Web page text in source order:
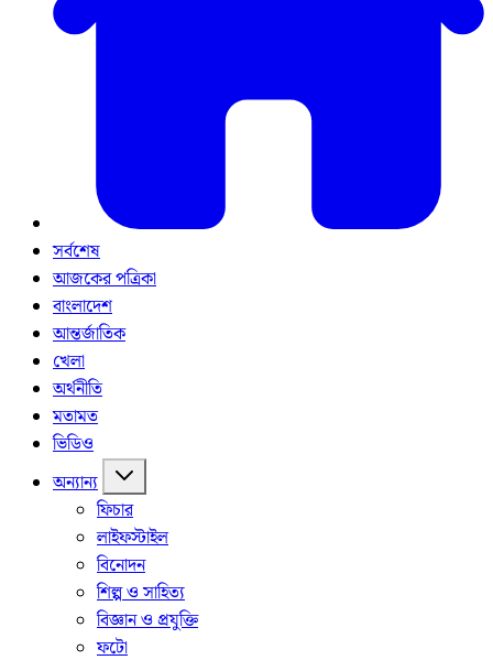
সর্বশেষ
আজকের পত্রিকা
বাংলাদেশ
আন্তর্জাতিক
খেলা
অর্থনীতি
মতামত
ভিডিও
অন্যান্য
ফিচার
লাইফস্টাইল
বিনোদন
শিল্প ও সাহিত্য
বিজ্ঞান ও প্রযুক্তি
ফটো